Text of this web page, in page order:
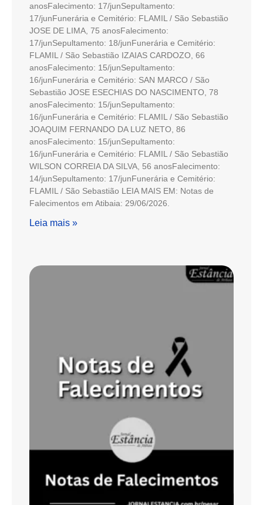
anosFalecimento: 17/junSepultamento:
17/junFunerária e Cemitério: FLAMIL / São Sebastião
JOSE DE LIMA, 75 anosFalecimento:
17/junSepultamento: 18/junFunerária e Cemitério:
FLAMIL / São Sebastião IZAIAS CARDOZO, 66
anosFalecimento: 15/junSepultamento:
16/junFunerária e Cemitério: SAN MARCO / São
Sebastião JOSE ESECHIAS DO NASCIMENTO, 78
anosFalecimento: 15/junSepultamento:
16/junFunerária e Cemitério: FLAMIL / São Sebastião
JOAQUIM FERNANDO DA LUZ NETO, 86
anosFalecimento: 15/junSepultamento:
16/junFunerária e Cemitério: FLAMIL / São Sebastião
WILSON CORREIA DA SILVA, 56 anosFalecimento:
14/junSepultamento: 17/junFunerária e Cemitério:
FLAMIL / São Sebastião LEIA MAIS EM: Notas de
Falecimentos em Atibaia: 29/06/2026.
Leia mais »